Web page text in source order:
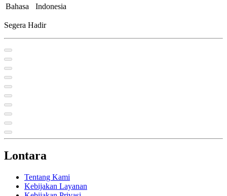
Bahasa
Indonesia
Segera Hadir
Lontara
Tentang Kami
Kebijakan Layanan